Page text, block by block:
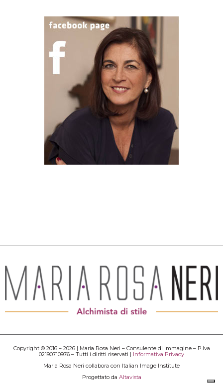
Copyright © 2016 – 2026 | Maria Rosa Neri – Consulente di Immagine – P.Iva
02190710976 – Tutti i diritti riservati | Informativa Privacy
Maria Rosa Neri collabora con Italian Image Institute
Progettato da Altavista